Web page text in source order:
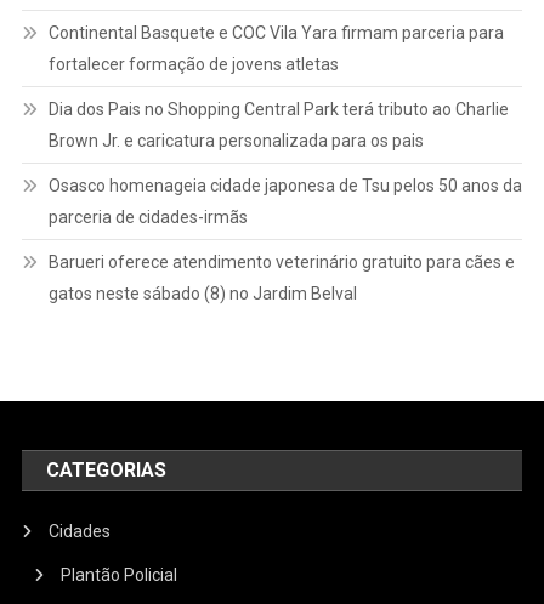
Continental Basquete e COC Vila Yara firmam parceria para
fortalecer formação de jovens atletas
Dia dos Pais no Shopping Central Park terá tributo ao Charlie
Brown Jr. e caricatura personalizada para os pais
Osasco homenageia cidade japonesa de Tsu pelos 50 anos da
parceria de cidades-irmãs
Barueri oferece atendimento veterinário gratuito para cães e
gatos neste sábado (8) no Jardim Belval
CATEGORIAS
Cidades
Plantão Policial